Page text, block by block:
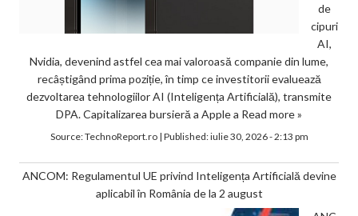
de
cipuri
AI,
Nvidia, devenind astfel cea mai valoroasă companie din lume,
recâștigând prima poziție, în timp ce investitorii evaluează
dezvoltarea tehnologiilor AI (Inteligența Artificială), transmite
DPA. Capitalizarea bursieră a Apple a Read more »
Source:TechnoReport.ro| Published:iulie 30, 2026 - 2:13 pm
ANCOM: Regulamentul UE privind Inteligența Artificială devine
aplicabil în România de la 2 august